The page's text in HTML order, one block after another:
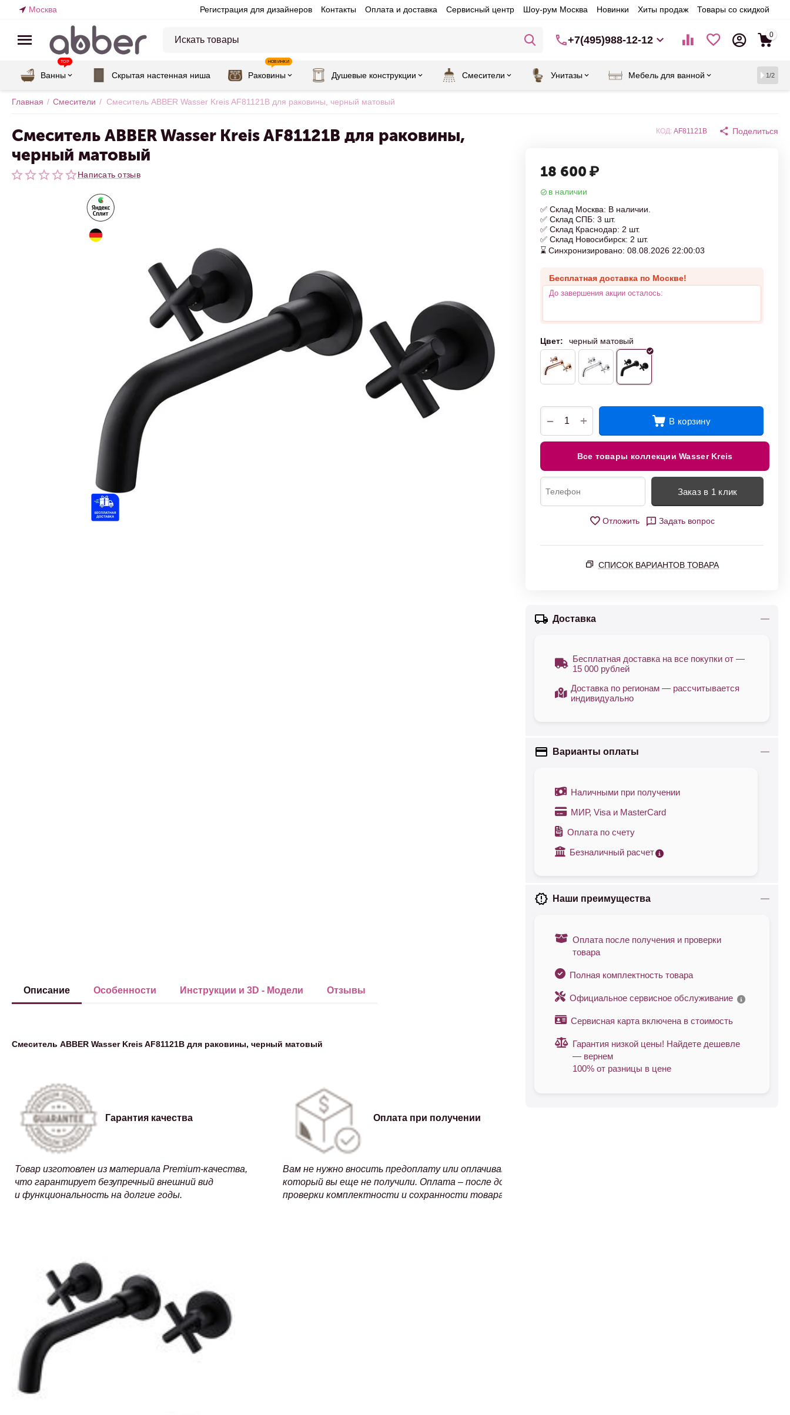
Москва Регистрация для дизайнеров Контакты Оплата и доставка Сервисный центр Шоу-рум Москва Новинки Хиты продаж Товары со скидкой
+7(495)988-12-12 0
Ванны
TOP
Скрытая настенная ниша Раковины
НОВИНКИ
Душевые конструкции Смесители Унитазы Мебель для ванной 1/2
Главная / Смесители / Смеситель ABBER Wasser Kreis AF81121B для раковины, черный матовый
Смеситель ABBER Wasser Kreis AF81121B для раковины,
черный матовый
Написать отзыв
КОД: AF81121B Поделиться
18 600 ₽
в наличии
✅ Склад Москва: В наличии.
✅ Склад СПБ: 3 шт.
✅ Склад Краснодар: 2 шт.
✅ Склад Новосибирск: 2 шт.
⌛ Синхронизировано: 08.08.2026 22:00:03
Бесплатная доставка по Москве!
До завершения акции осталось:
Цвет: черный матовый
+
− В корзину
Все товары коллекции Wasser Kreis
Заказ в 1 клик
Отложить Задать вопрос
СПИСОК ВАРИАНТОВ ТОВАРА
Доставка
Бесплатная доставка на все покупки от —
15 000 рублей
Доставка по регионам — рассчитывается
индивидуально
Варианты оплаты
Наличными при получении
МИР, Visa и MasterCard
Оплата по счету
Безналичный расчет
Наши преимущества
Оплата после получения и проверки
товара
Полная комплектность товара
Официальное сервисное обслуживание
Сервисная карта включена в стоимость
Гарантия низкой цены! Найдете дешевле
— вернем
100% от разницы в цене
Описание Особенности Инструкции и 3D - Модели Отзывы
Смеситель ABBER Wasser Kreis AF81121B для раковины, черный матовый
Гарантия качества
Товар изготовлен из материала Premium-качества,
что гарантирует безупречный внешний вид
и функциональность на долгие годы.
Оплата при получении
Вам не нужно вносить предоплату или оплачивать товар,
который вы еще не получили. Оплата – после доставки,
проверки комплектности и сохранности товара.